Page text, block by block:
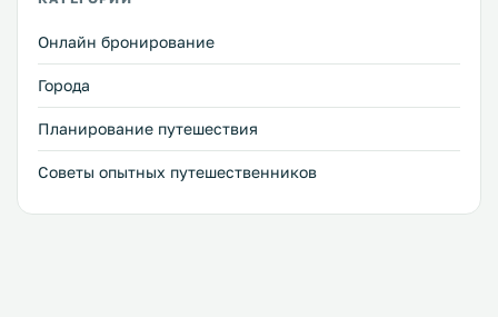
Онлайн бронирование
Города
Планирование путешествия
Советы опытных путешественников